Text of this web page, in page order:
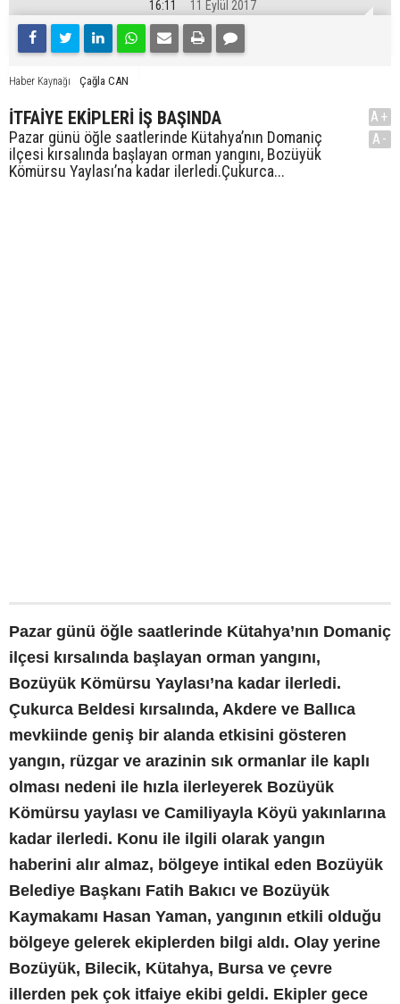
16:11 11 Eylül 2017
Haber Kaynağı Çağla CAN
İTFAİYE EKİPLERİ İŞ BAŞINDA
Pazar günü öğle saatlerinde Kütahya’nın Domaniç
ilçesi kırsalında başlayan orman yangını, Bozüyük
Kömürsu Yaylası’na kadar ilerledi.Çukurca...
A+
A-
Pazar günü öğle saatlerinde Kütahya’nın Domaniç
ilçesi kırsalında başlayan orman yangını,
Bozüyük Kömürsu Yaylası’na kadar ilerledi.
Çukurca Beldesi kırsalında, Akdere ve Ballıca
mevkiinde geniş bir alanda etkisini gösteren
yangın, rüzgar ve arazinin sık ormanlar ile kaplı
olması nedeni ile hızla ilerleyerek Bozüyük
Kömürsu yaylası ve Camiliyayla Köyü yakınlarına
kadar ilerledi. Konu ile ilgili olarak yangın
haberini alır almaz, bölgeye intikal eden Bozüyük
Belediye Başkanı Fatih Bakıcı ve Bozüyük
Kaymakamı Hasan Yaman, yangının etkili olduğu
bölgeye gelerek ekiplerden bilgi aldı. Olay yerine
Bozüyük, Bilecik, Kütahya, Bursa ve çevre
illerden pek çok itfaiye ekibi geldi. Ekipler gece